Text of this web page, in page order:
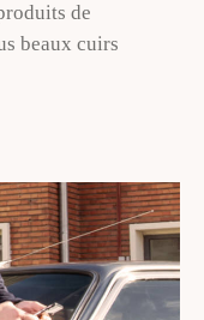
de
beaux cuirs